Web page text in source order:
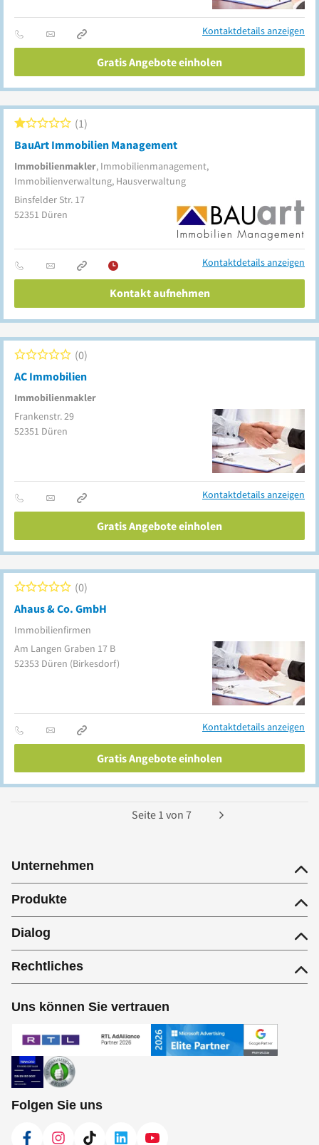
Kontaktdetails anzeigen
Gratis Angebote einholen
BauArt Immobilien Management
Immobilienmakler, Immobilienmanagement,
Immobilienverwaltung, Hausverwaltung
1
Binsfelder Str. 17
52351 Düren
Kontaktdetails anzeigen
Kontakt aufnehmen
AC Immobilien
Immobilienmakler
0
Frankenstr. 29
52351 Düren
Kontaktdetails anzeigen
Gratis Angebote einholen
Ahaus & Co. GmbH
Immobilienfirmen
0
Am Langen Graben 17 B
52353 Düren (Birkesdorf)
Kontaktdetails anzeigen
Gratis Angebote einholen
Seite 1 von 7
Unternehmen
Produkte
Dialog
Rechtliches
Uns können Sie vertrauen
Folgen Sie uns